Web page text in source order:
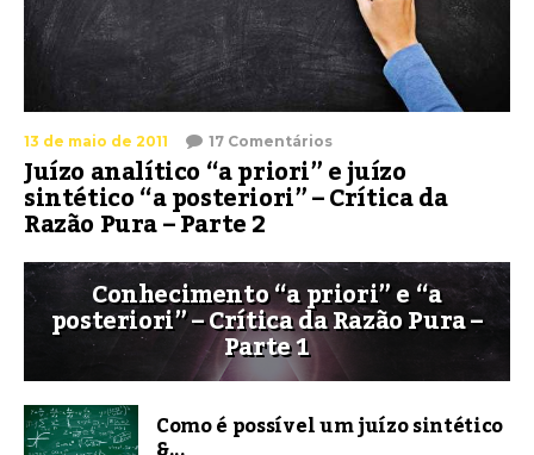
13 de maio de 2011 17 Comentários
Juízo analítico “a priori” e juízo
sintético “a posteriori” – Crítica da
Razão Pura – Parte 2
Conhecimento “a priori” e “a
posteriori” – Crítica da Razão Pura –
Parte 1
Como é possível um juízo sintético